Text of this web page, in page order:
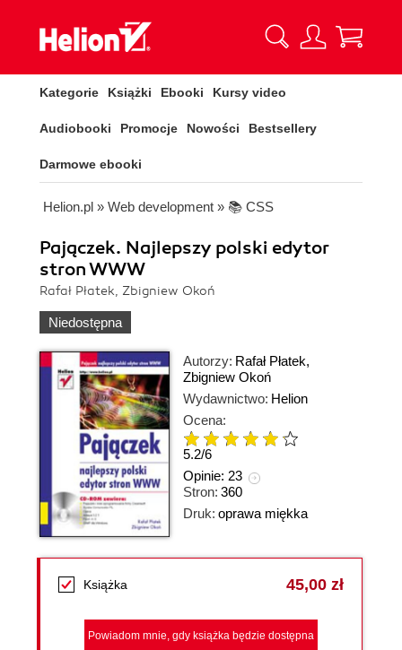
Kategorie Książki Ebooki Kursy video
Audiobooki Promocje Nowości Bestsellery
Darmowe ebooki
Helion.pl » Web development » 📚 CSS
Pajączek. Najlepszy polski edytor
stron WWW
Rafał Płatek, Zbigniew Okoń
Niedostępna
Autorzy: Rafał Płatek,
Zbigniew Okoń
Wydawnictwo: Helion
Ocena:
5.2/6
Opinie: 23
Stron: 360
Druk: oprawa miękka
Książka 45,00 zł
Powiadom mnie, gdy książka będzie dostępna